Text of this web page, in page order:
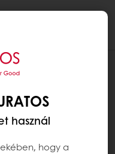
használ
hogy a